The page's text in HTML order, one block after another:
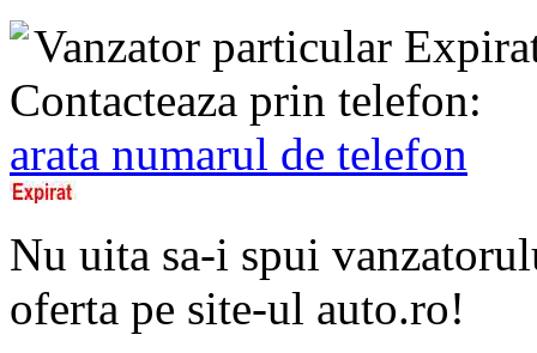
Vanzator particular
Contacteaza prin telefon:
arata numarul de telefon
Nu uita sa-i spui
oferta pe site-ul auto.ro!